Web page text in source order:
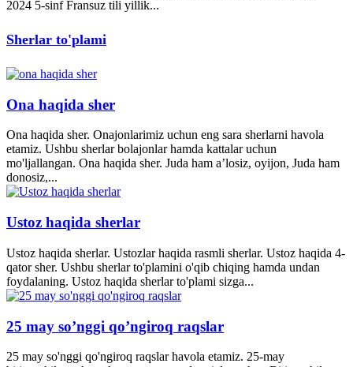
2024 5-sinf Fransuz tili yillik...
Sherlar to'plami
Ona haqida sher
Ona haqida sher. Onajonlarimiz uchun eng sara sherlarni havola
etamiz. Ushbu sherlar bolajonlar hamda kattalar uchun
mo'ljallangan. Ona haqida sher. Juda ham a’losiz, oyijon, Juda ham
donosiz,...
Ustoz haqida sherlar
Ustoz haqida sherlar. Ustozlar haqida rasmli sherlar. Ustoz haqida 4-
qator sher. Ushbu sherlar to'plamini o'qib chiqing hamda undan
foydalaning. Ustoz haqida sherlar to'plami sizga...
25 may so’nggi qo’ngiroq raqslar
25 may so'nggi qo'ngiroq raqslar havola etamiz. 25-may